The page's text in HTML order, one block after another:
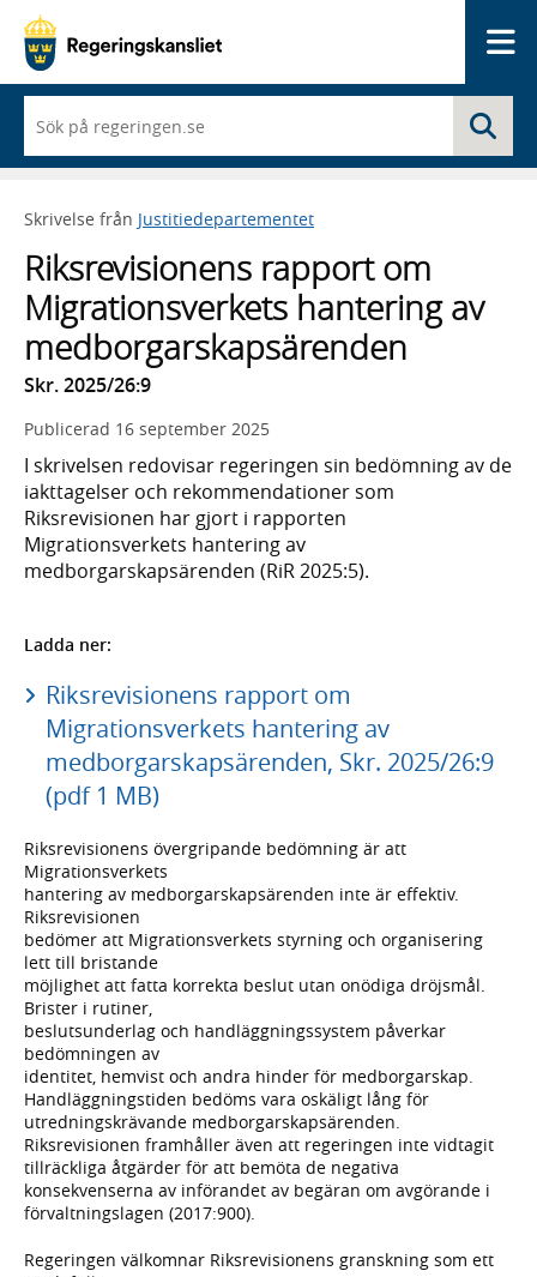
du
börjar
skriva
framträder
lista
med
sökförslag
Skrivelse från Justitiedepartementet
Riksrevisionens rapport om
Migrationsverkets hantering av
medborgarskapsärenden
Skr. 2025/26:9
Publicerad 16 september 2025
I skrivelsen redovisar regeringen sin bedömning av de
iakttagelser och rekommendationer som
Riksrevisionen har gjort i rapporten
Migrationsverkets hantering av
medborgarskapsärenden (RiR 2025:5).
Ladda ner:
Riksrevisionens rapport om
Migrationsverkets hantering av
medborgarskapsärenden, Skr. 2025/26:9
(pdf 1 MB)
Riksrevisionens övergripande bedömning är att
Migrationsverkets
hantering av medborgarskapsärenden inte är effektiv.
Riksrevisionen
bedömer att Migrationsverkets styrning och organisering
lett till bristande
möjlighet att fatta korrekta beslut utan onödiga dröjsmål.
Brister i rutiner,
beslutsunderlag och handläggningssystem påverkar
bedömningen av
identitet, hemvist och andra hinder för medborgarskap.
Handläggningstiden bedöms vara oskäligt lång för
utredningskrävande medborgarskapsärenden.
Riksrevisionen framhåller även att regeringen inte vidtagit
tillräckliga åtgärder för att bemöta de negativa
konsekvenserna av införandet av begäran om avgörande i
förvaltningslagen (2017:900).
Regeringen välkomnar Riksrevisionens granskning som ett